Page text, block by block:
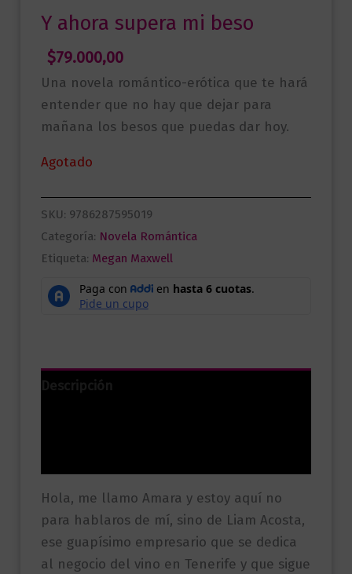
Y ahora supera mi beso
$79.000,00
Una novela romántico-erótica que te hará
entender que no hay que dejar para
mañana los besos que puedas dar hoy.
Agotado
SKU: 9786287595019
Categoría: Novela Romántica
Etiqueta: Megan Maxwell
Descripción
Hola, me llamo Amara y estoy aquí no
para hablaros de mí, sino de Liam Acosta,
ese guapísimo empresario que se dedica
al negocio del vino en Tenerife y que sigue